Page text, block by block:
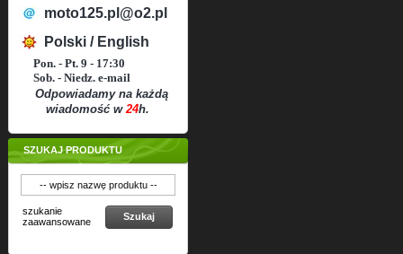
moto125.pl@o2.pl
Polski / English
Pon. - Pt. 9 - 17:30
Sob. - Niedz. e-mail
Odpowiadamy na każdą
wiadomość w24h.
SZUKAJ PRODUKTU
szukanie
zaawansowane
Szukaj